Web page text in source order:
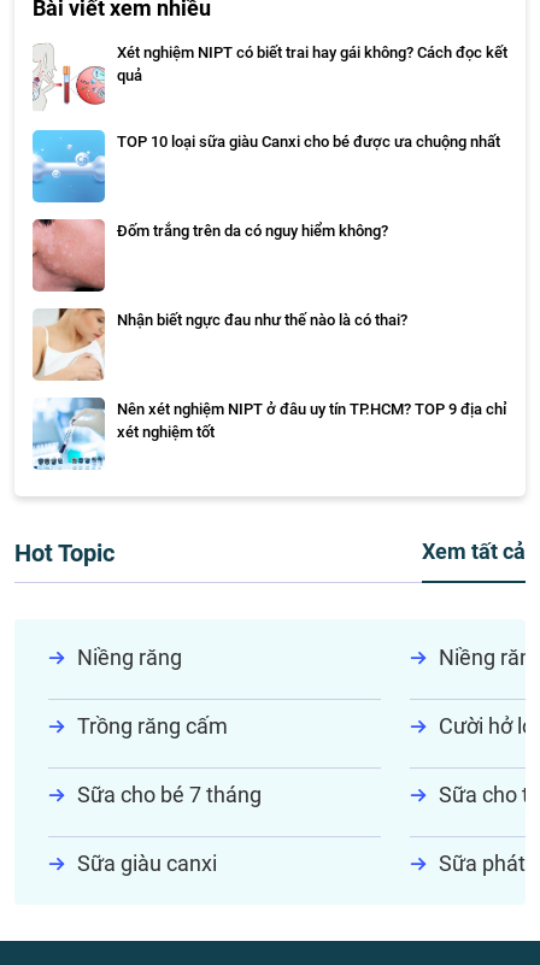
Bài viết xem nhiều
Xét nghiệm NIPT có biết trai hay gái không? Cách đọc kết
quả
TOP 10 loại sữa giàu Canxi cho bé được ưa chuộng nhất
Đốm trắng trên da có nguy hiểm không?
Nhận biết ngực đau như thế nào là có thai?
Nên xét nghiệm NIPT ở đâu uy tín TP.HCM? TOP 9 địa chỉ
xét nghiệm tốt
Hot Topic Xem tất cả
Niềng răng Niềng
Trồng răng cấm Cười hở lợi
Sữa cho bé 7 tháng Sữa cho
Sữa giàu canxi Sữa phát